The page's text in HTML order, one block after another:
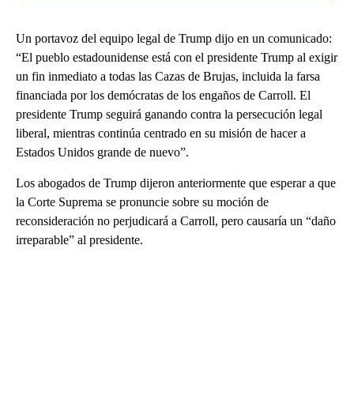
Un portavoz del equipo legal de Trump dijo en un comunicado:
“El pueblo estadounidense está con el presidente Trump al exigir
un fin inmediato a todas las Cazas de Brujas, incluida la farsa
financiada por los demócratas de los engaños de Carroll. El
presidente Trump seguirá ganando contra la persecución legal
liberal, mientras continúa centrado en su misión de hacer a
Estados Unidos grande de nuevo”.
Los abogados de Trump dijeron anteriormente que esperar a que
la Corte Suprema se pronuncie sobre su moción de
reconsideración no perjudicará a Carroll, pero causaría un “daño
irreparable” al presidente.